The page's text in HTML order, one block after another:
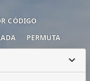
PERMUTA
CÓDIGO